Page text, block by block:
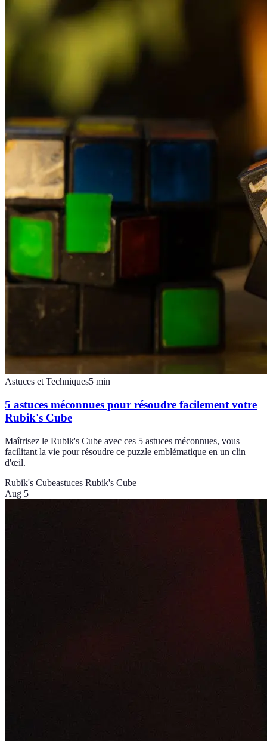
Astuces et Techniques5 min
5 astuces méconnues pour résoudre facilement votre
Rubik's Cube
Maîtrisez le Rubik's Cube avec ces 5 astuces méconnues, vous
facilitant la vie pour résoudre ce puzzle emblématique en un clin
d'œil.
Rubik's Cubeastuces Rubik's Cube
Aug 5